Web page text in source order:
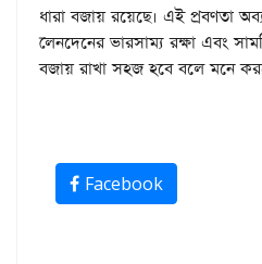
ধারা বজায় রয়েছে। এই প্রবণতা
লেনদেনের ভারসাম্য রক্ষা এবং
বজায় রাখা সহজ হবে বলে মনে
Facebook